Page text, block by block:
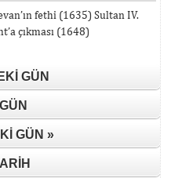
fethi (1635) Sultan IV.
çıkması (1648)
GÜN
GÜN »